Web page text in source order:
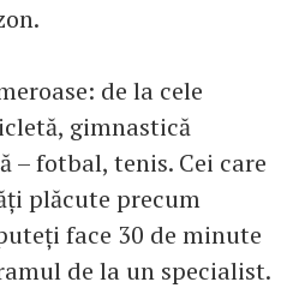
de la cele
gimnastică
– fotbal, tenis. Cei care
plăcute precum
face 30 de minute
de la un specialist.